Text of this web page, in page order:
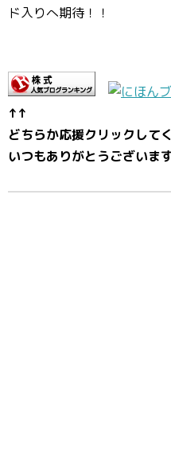
ド入りへ期待！！
↑↑
どちらか応援クリックして
いつもありがとうございま